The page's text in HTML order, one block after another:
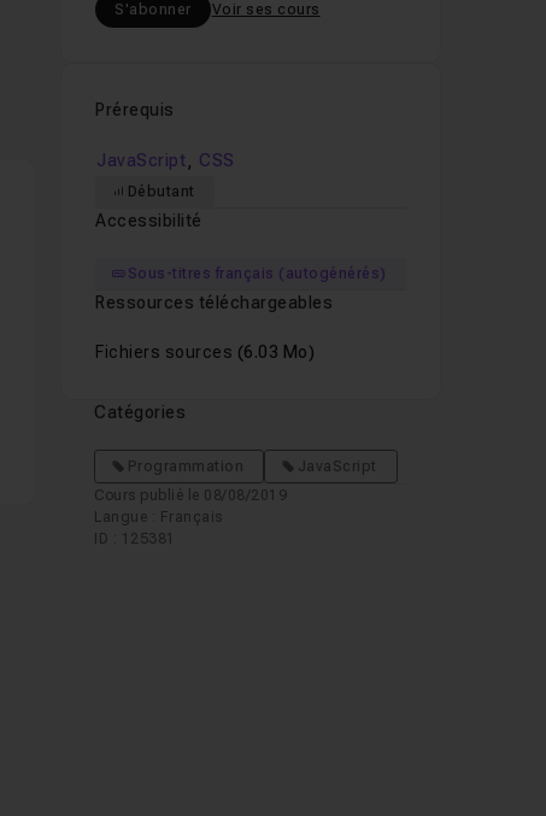
S'abonner Voir ses cours
Prérequis
JavaScript, CSS
Débutant
Accessibilité
Sous-titres français (autogénérés)
Ressources téléchargeables
Fichiers sources (6.03 Mo)
Catégories
Programmation
JavaScript
Cours publié le 08/08/2019
Langue : Français
ID : 125381